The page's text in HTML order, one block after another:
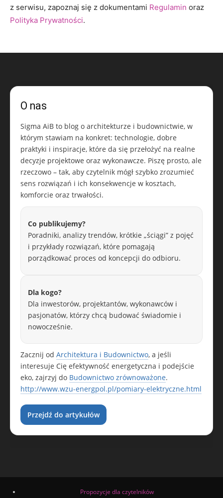
z serwisu, zapoznaj się z dokumentami Regulamin oraz
Polityka Prywatności.
O nas
Sigma AiB to blog o architekturze i budownictwie, w
którym stawiam na konkret: technologie, dobre
praktyki i inspiracje, które da się przełożyć na realne
decyzje projektowe oraz wykonawcze. Piszę prosto, ale
rzeczowo – tak, aby czytelnik mógł szybko zrozumieć
sens rozwiązań i ich konsekwencje w kosztach,
komforcie oraz trwałości.
Co publikujemy?
Poradniki, analizy trendów, krótkie „ściągi” z pojęć
i przykłady rozwiązań, które pomagają
porządkować proces od koncepcji do odbioru.
Dla kogo?
Dla inwestorów, projektantów, wykonawców i
pasjonatów, którzy chcą budować świadomie i
nowocześnie.
Zacznij od Architektura i Budownictwo, a jeśli
interesuje Cię efektywność energetyczna i podejście
eko, zajrzyj do Budownictwo zrównoważone.
http://www.wzu-energpol.pl/pomiary-elektryczne.html
Przejdź do artykułów
Propozycje dla czytelników